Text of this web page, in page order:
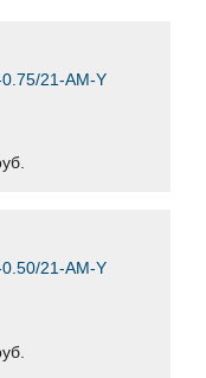
21-AM-Y
21-AM-Y